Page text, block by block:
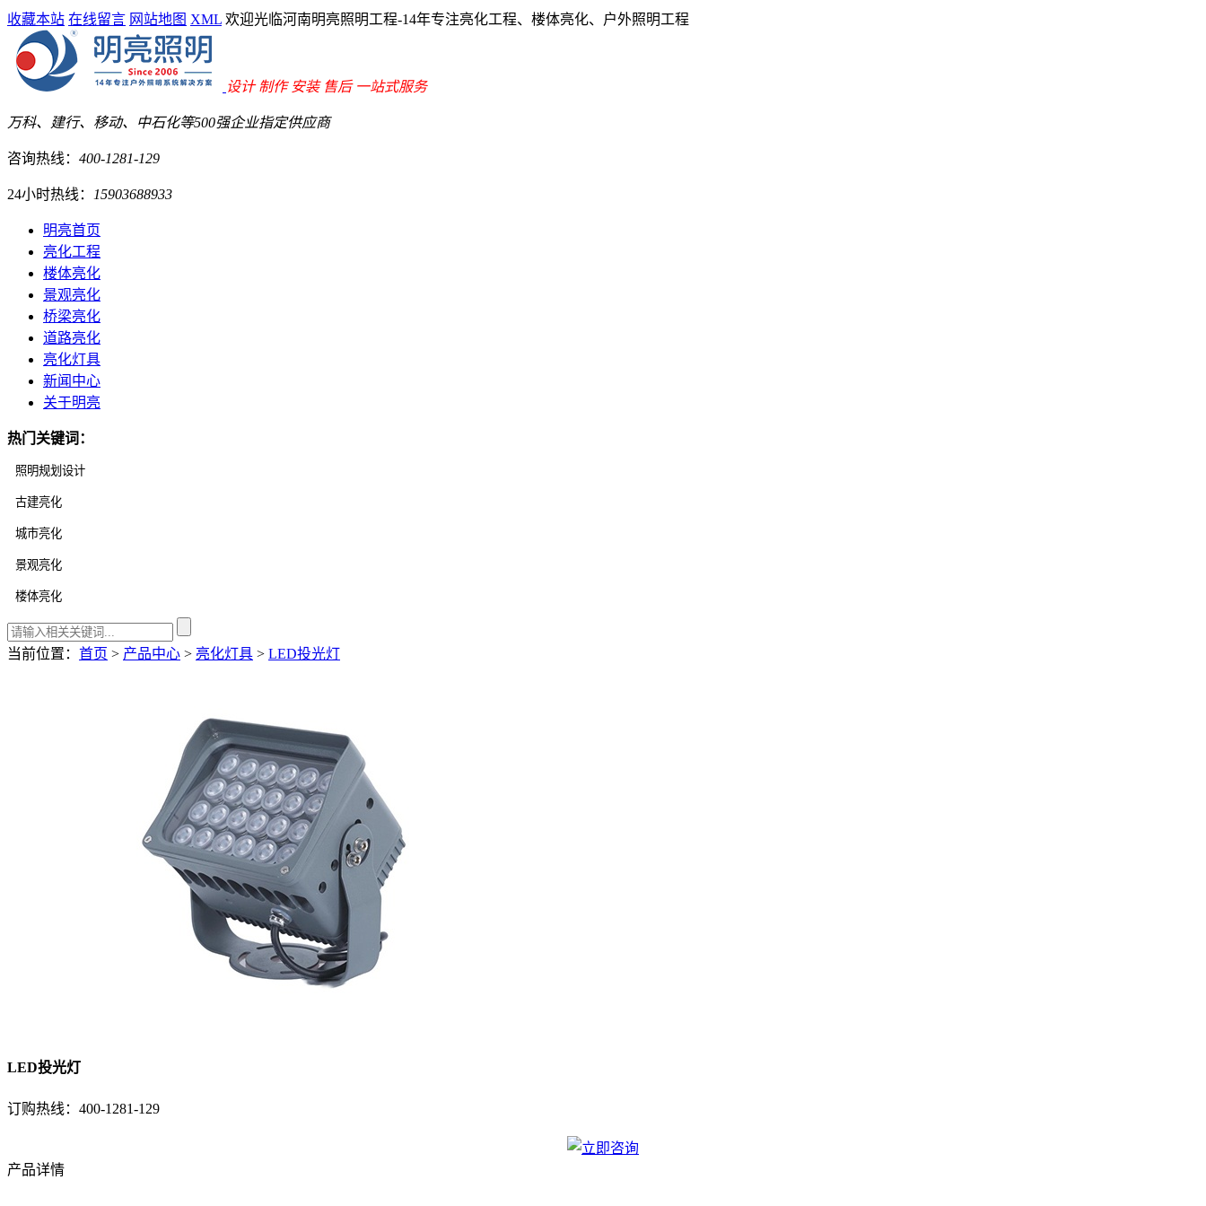
收藏本站 在线留言 网站地图 XML 欢迎光临河南明亮照明工程-14年专注亮化工程、楼体亮化、户外照明工程
设计 制作 安装 售后 一站式服务
万科、建行、移动、中石化等500强企业指定供应商
咨询热线： 400-1281-129
24小时热线： 15903688933
明亮首页
亮化工程
楼体亮化
景观亮化
桥梁亮化
道路亮化
亮化灯具
新闻中心
关于明亮
热门关键词：
当前位置： 首页 > 产品中心 > 亮化灯具 > LED投光灯
LED投光灯
订购热线： 400-1281-129
产品详情